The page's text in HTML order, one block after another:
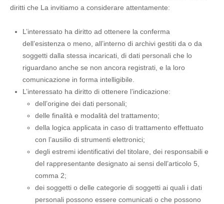
diritti che La invitiamo a considerare attentamente:
L’interessato ha diritto ad ottenere la conferma
dell’esistenza o meno, all’interno di archivi gestiti da o da
soggetti dalla stessa incaricati, di dati personali che lo
riguardano anche se non ancora registrati, e la loro
comunicazione in forma intelligibile.
L’interessato ha diritto di ottenere l’indicazione:
dell’origine dei dati personali;
delle finalità e modalità del trattamento;
della logica applicata in caso di trattamento effettuato
con l’ausilio di strumenti elettronici;
degli estremi identificativi del titolare, dei responsabili e
del rappresentante designato ai sensi dell’articolo 5,
comma 2;
dei soggetti o delle categorie di soggetti ai quali i dati
personali possono essere comunicati o che possono